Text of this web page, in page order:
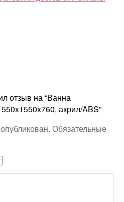
отзыв на “Ванна
акрил/ABS”
Обязательные